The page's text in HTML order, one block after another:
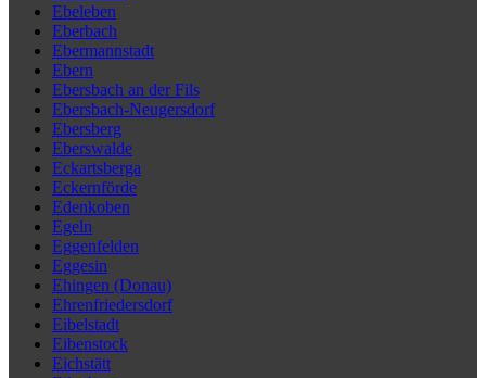
Ebeleben
Eberbach
Ebermannstadt
Ebern
Ebersbach an der Fils
Ebersbach-Neugersdorf
Ebersberg
Eberswalde
Eckartsberga
Eckernförde
Edenkoben
Egeln
Eggenfelden
Eggesin
Ehingen (Donau)
Ehrenfriedersdorf
Eibelstadt
Eibenstock
Eichstätt